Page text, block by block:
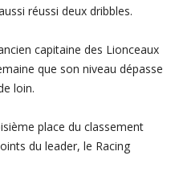
réussi deux dribbles.
capitaine des Lionceaux
que son niveau dépasse
loin.
place du classement
du leader, le Racing